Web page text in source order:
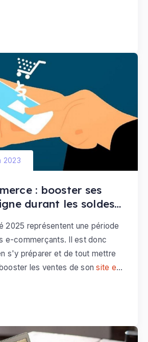
: booster ses
durant les soldes
2023
2025 représentent une période
e-commerçants. Il est donc
s'y préparer et de tout mettre
les ventes de sonsite e-